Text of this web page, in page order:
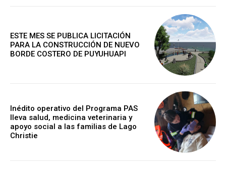
ESTE MES SE PUBLICA LICITACIÓN
PARA LA CONSTRUCCIÓN DE NUEVO
BORDE COSTERO DE PUYUHUAPI
Inédito operativo del Programa PAS
lleva salud, medicina veterinaria y
apoyo social a las familias de Lago
Christie